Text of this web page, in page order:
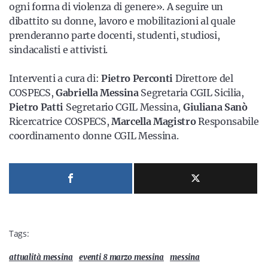
ogni forma di violenza di genere». A seguire un
dibattito su donne, lavoro e mobilitazioni al quale
prenderanno parte docenti, studenti, studiosi,
sindacalisti e attivisti.
Interventi a cura di: Pietro Perconti Direttore del
COSPECS,Gabriella MessinaSegretaria CGIL Sicilia,
Pietro Patti Segretario CGIL Messina, Giuliana Sanò
Ricercatrice COSPECS, Marcella MagistroResponsabile
coordinamento donne CGIL Messina.
Tags:
attualità messina eventi 8 marzo messina messina